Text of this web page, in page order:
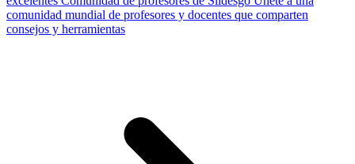
comunidad mundial de profesores y docentes que comparten
consejos y herramientas